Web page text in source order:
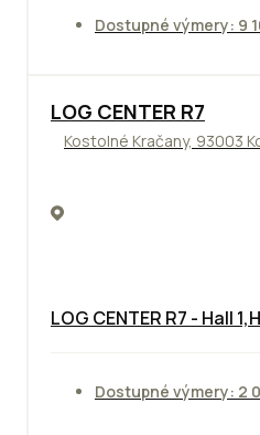
Dostupné výmery: 9
TOP
LOG CENTER R7
Kostolné Kračany, 93003
LOG CENTER R7 - Hall
Dostupné výmery: 2